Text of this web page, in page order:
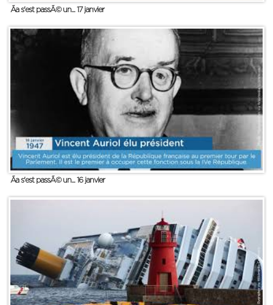
Ãa s'est passÃ© un... 17 janvier
Ãa s'est passÃ© un... 16 janvier